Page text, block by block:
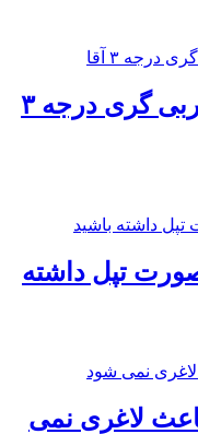
کلاس تئوری مربی گری درجه ۳
تپل داشته
لاغری نمی